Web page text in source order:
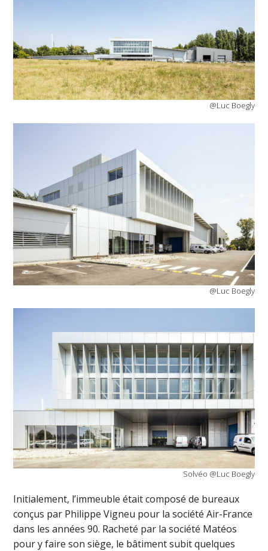
@Luc Boegly
@Luc Boegly
Solvéo @Luc Boegly
Initialement, l’immeuble était composé de bureaux
conçus par Philippe Vigneu pour la société Air-France
dans les années 90. Racheté par la société Matéos
pour y faire son siège, le bâtiment subit quelques